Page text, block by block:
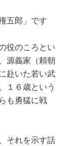
五郎」です
役のころとい
源義家（頼朝
赴いた若い武
１６歳という
も勇猛に戦
それを示す話